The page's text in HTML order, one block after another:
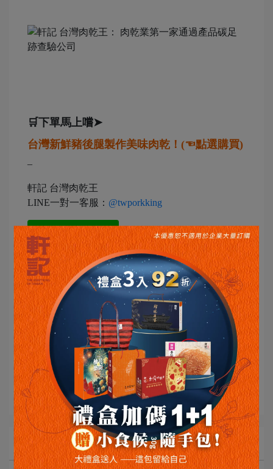
🛒下單馬上嚐➤
台灣新鮮豬後腿製作美味肉乾！(☜點選購買)
–
軒記 台灣肉乾王
LINE一對一客服： @twporkking
門市地址：彰化縣伸港鄉工東一路30號
訂購專線：04-7978000#102
營業時間：週一至週五 08:10-17:10
Article Collection 訊息報報
All Blogs